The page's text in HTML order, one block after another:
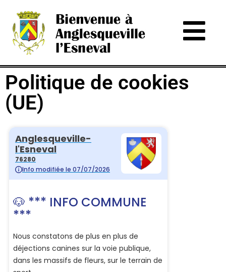
Politique de cookies
(UE)